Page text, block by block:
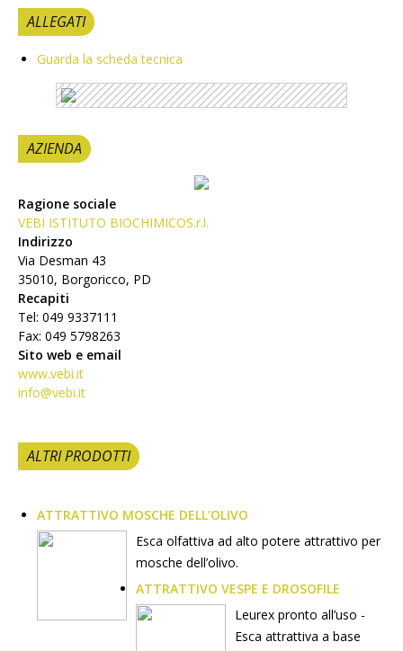
ALLEGATI
Guarda la scheda tecnica
AZIENDA
Ragione sociale
VEBI ISTITUTO BIOCHIMICOS.r.l.
Indirizzo
Via Desman 43
35010, Borgoricco, PD
Recapiti
Tel: 049 9337111
Fax: 049 5798263
Sito web e email
www.vebi.it
info@vebi.it
ALTRI PRODOTTI
ATTRATTIVO MOSCHE DELL’OLIVO
Esca olfattiva ad alto potere attrattivo per
mosche dell’olivo.
ATTRATTIVO VESPE E DROSOFILE
Leurex pronto all’uso -
Esca attrattiva a base